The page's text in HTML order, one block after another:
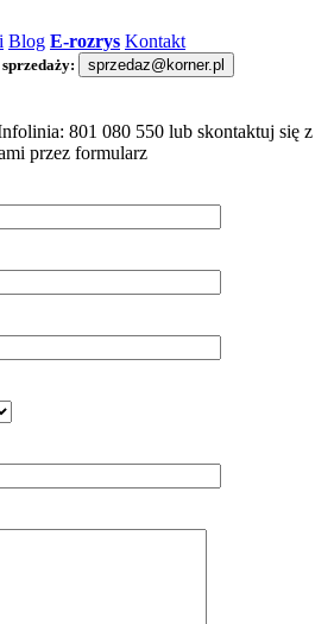
Blog E-rozrys Kontakt
sprzedaży:
sprzedaz@korner.pl
801 080 550 lub skontaktuj się z
przez formularz